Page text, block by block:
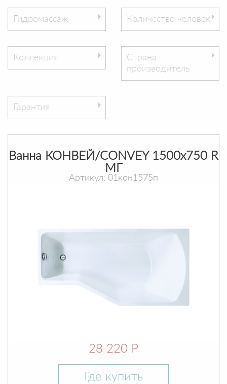
Гидромассаж Количество человек
Коллекция
Страна
производитель
Гарантия
Ванна КОНВЕЙ/CONVEY 1500х750 R
МГ
Артикул: 01кон1575п
28 220 Р
Где купить